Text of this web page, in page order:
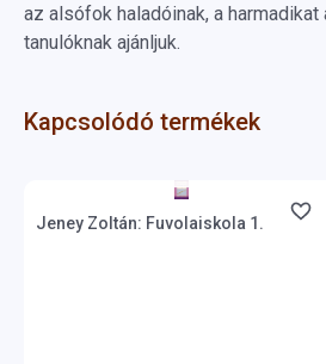
az alsófok haladóinak, a
tanulóknak ajánljuk.
Kapcsolódó termékek
Jeney Zoltán: Fuvolaiskola 1.